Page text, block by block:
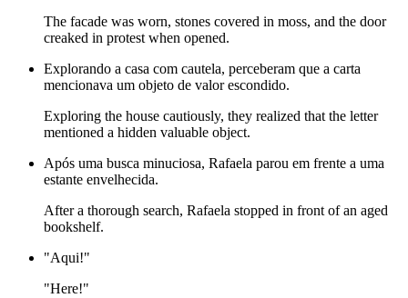
The facade was worn, stones covered in moss, and the door
creaked in protest when opened.
Explorando a casa com cautela, perceberam que a carta
mencionava um objeto de valor escondido.
Exploring the house cautiously, they realized that the letter
mentioned a hidden valuable object.
Após uma busca minuciosa, Rafaela parou em frente a uma
estante envelhecida.
After a thorough search, Rafaela stopped in front of an aged
bookshelf.
"Aqui!"
"Here!"